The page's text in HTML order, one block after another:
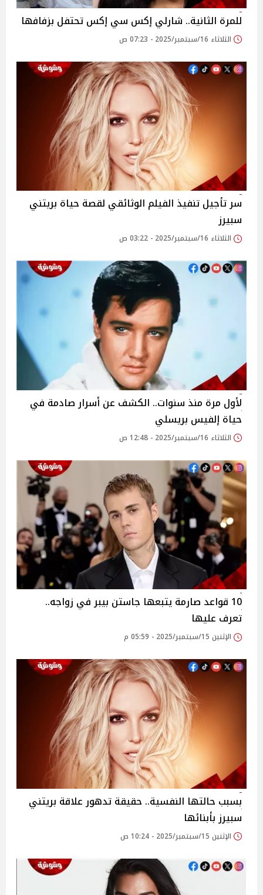
للمرة الثانية.. شارلي إكس سي إكس تحتفل بزفافها
الثلاثاء 16/سبتمبر/2025 - 07:23 ص
سر تأجيل تنفيذ الفيلم الوثائقي لقصة حياة بريتني
سبيرز
الثلاثاء 16/سبتمبر/2025 - 03:22 ص
لأول مرة منذ سنوات.. الكشف عن أسرار صادمة في
حياة إلفيس بريسلي
الثلاثاء 16/سبتمبر/2025 - 12:48 ص
10 قواعد صارمة يتبعها جاستن بيبر في زواجه..
تعرف عليها
الإثنين 15/سبتمبر/2025 - 05:59 م
بسبب حالتها النفسية.. حقيقة تدهور علاقة بريتني
سبيرز بأبنائها
الإثنين 15/سبتمبر/2025 - 10:24 ص